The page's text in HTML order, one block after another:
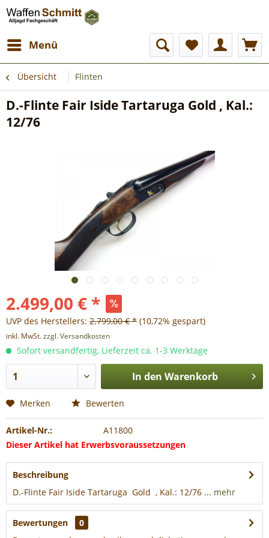
Menü
Übersicht Flinten
D.-Flinte Fair Iside Tartaruga Gold , Kal.:
12/76
2.499,00 € *
UVP des Herstellers: 2.799,00 € * (10,72% gespart)
inkl. MwSt.zzgl. Versandkosten
Sofort versandfertig, Lieferzeit ca. 1-3 Werktage
In den Warenkorb
Merken Bewerten
Artikel-Nr.:
A11800
Dieser Artikel hat Erwerbsvoraussetzungen
Beschreibung
D.-Flinte Fair Iside Tartaruga Gold , Kal.: 12/76 ... mehr
Bewertungen
0